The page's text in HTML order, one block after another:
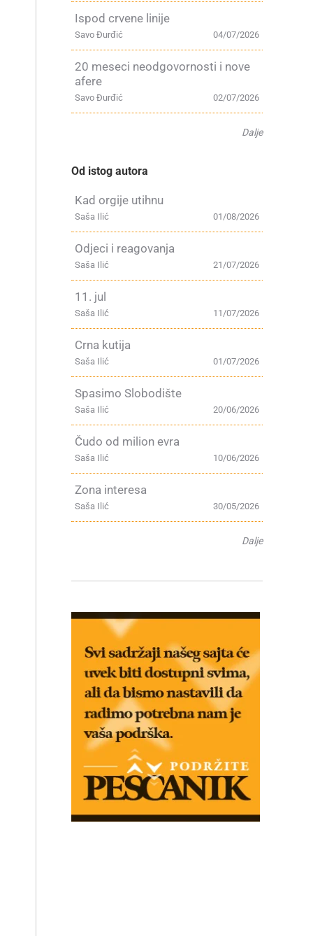
Ispod crvene linije
04/07/2026
Savo Đurđić
20 meseci neodgovornosti i nove
afere
02/07/2026
Savo Đurđić
Dalje
Od istog autora
Kad orgije utihnu
01/08/2026
Saša Ilić
Odjeci i reagovanja
21/07/2026
Saša Ilić
11. jul
11/07/2026
Saša Ilić
Crna kutija
01/07/2026
Saša Ilić
Spasimo Slobodište
20/06/2026
Saša Ilić
Čudo od milion evra
10/06/2026
Saša Ilić
Zona interesa
30/05/2026
Saša Ilić
Dalje